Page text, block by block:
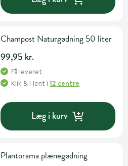
Champost Naturgødning 50 liter
99,95 kr.
Få leveret
Klik & Hent i12 centre
Læg i kurv
Plantorama plænegødning